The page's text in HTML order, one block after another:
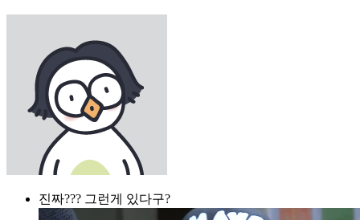
진짜??? 그런게 있다구?